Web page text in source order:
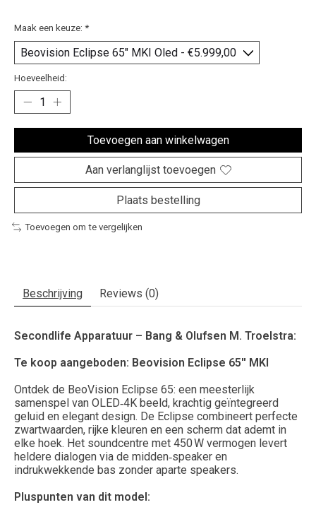
Maak een keuze: *
Hoeveelheid:
Toevoegen aan winkelwagen
Aan verlanglijst toevoegen
Plaats bestelling
Toevoegen om te vergelijken
Beschrijving Reviews (0)
Secondlife Apparatuur – Bang & Olufsen M. Troelstra:
Te koop aangeboden: Beovision Eclipse 65'' MKI
Ontdek de BeoVision Eclipse 65: een meesterlijk
samenspel van OLED‑4K beeld, krachtig geïntegreerd
geluid en elegant design. De Eclipse combineert perfecte
zwartwaarden, rijke kleuren en een scherm dat ademt in
elke hoek. Het soundcentre met 450 W vermogen levert
heldere dialogen via de midden‑speaker en
indrukwekkende bas zonder aparte speakers.
Pluspunten van dit model: